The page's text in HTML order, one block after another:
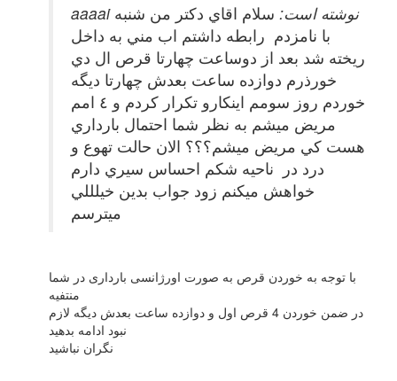
aaaai نوشته است: سلام اقاي دكتر من شنبه
با نامزدم رابطه داشتم اب مني به داخل
ريخته شد بعد از دوساعت چهارتا قرص ال دي
خورذرم دوازده ساعت بعدش چهارتا ديگه
خوردم روز سومم اينكارو تكرار كردم و ٤ امم
مريض ميشم به نظر شما احتمال بارداري
هست كي مريض ميشم؟؟؟ الان حالت تهوع و
درد در ناحيه شكم احساس سيري دارم
خواهش ميكنم زود جواب بدين خيلللي
ميترسم
با توجه به خوردن قرص به صورت اورژانسی بارداری در شما
منتفیه
در ضمن خوردن 4 قرص اول و دوازده ساعت بعدش دیگه لازم
نبود ادامه بدهید
نگران نباشید